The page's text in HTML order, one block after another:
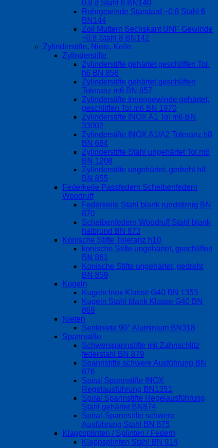
0.8 d Stahl 8 BN140
Rohrgewinde Standard ~0.8 Stahl 6
BN144
Zoll Muttern Sechskant UNF Gewinde
~0.8 Stahl 8 BN142
Zylinderstifte, Niete, Keile
Zylinderstifte
Zylinderstifte gehärtet geschliffen Tol.
h6 BN 858
Zylinderstifte gehärtet geschliffen
Toleranz m6 BN 857
Zylinderstifte Innengewinde gehärtet,
geschliffen Tol.m6 BN 1970
Zylinderstifte INOX A1 Tol m6 BN
33002
Zylinderstifte INOX A1/A2 Toleranz h8
BN 684
Zylinderstifte Stahl ungehärtet Tol m6
BN 1208
Zylinderstifte ungehärtet, gedreht h8
BN 855
Federkeile Passfedern Scheibenfedern
Woodruff
Federkeile Stahl blank rundstirnig BN
870
Scheibenfedern Woodruff Stahl blank
halbrund BN 873
Konische Stifte Toleranz h10
konische Stifte ungehärtet, geschliffen
BN 861
Konische Stifte ungehärtet, gedreht
BN 859
Kugeln
Kugeln Inox Klasse G40 BN 1353
Kugeln Stahl blank Klasse G40 BN
869
Nieten
Senkniete 90° Aluminium BN318
Spannstifte
Schwerspannstifte mit Zahnschlitz
federstahl BN 879
Spannstifte schwere Ausführung BN
876
Spiral Spannstifte INOX
Regelausführung BN1351
Spiral Spannstifte Regelausführung
Stahl gehärtet BN874
Spiral-Spannstifte schwere
Ausführung Stahl BN 875
Klappsplinten / Splinten / Federn
Klappsplinten Stahl BN 914